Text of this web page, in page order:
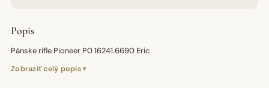
Popis
Pánske rifle Pioneer P0 16241.6690 Eric
Zobraziť celý popis